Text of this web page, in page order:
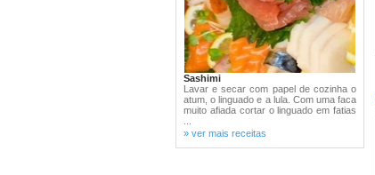
Sashimi
Lavar e secar com papel de cozinha o
atum, o linguado e a lula. Com uma faca
muito afiada cortar o linguado em fatias
» ver mais receitas